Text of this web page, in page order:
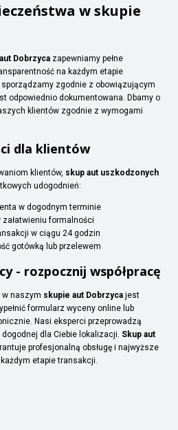
w skupie
Dobrzyca zapewniamy pełne
na każdym etapie
sporządzamy zgodnie z obowiązującym
odpowiednio dokumentowana. Dbamy o
klientów zgodnie z wymogami
dla klientów
klientów, skup aut uszkodzonych
udogodnień:
w dogodnym terminie
załatwieniu formalności
w ciągu 24 godzin
gotówką lub przelewem
- rozpocznij współpracę
w naszym skupie aut Dobrzyca jest
formularz wyceny online lub
Nasi eksperci przeprowadzą
dogodnej dla Ciebie lokalizacji. Skup aut
profesjonalną obsługę i najwyższe
etapie transakcji.